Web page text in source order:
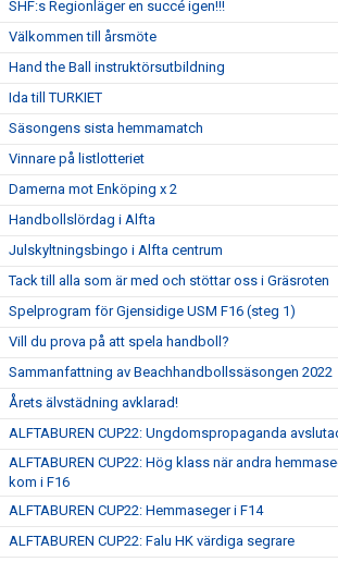
SHF:s Regionläger en succé igen!!!
Välkommen till årsmöte
Hand the Ball instruktörsutbildning
Ida till TURKIET
Säsongens sista hemmamatch
Vinnare på listlotteriet
Damerna mot Enköping x 2
Handbollslördag i Alfta
Julskyltningsbingo i Alfta centrum
Tack till alla som är med och stöttar oss i Gräsroten
Spelprogram för Gjensidige USM F16 (steg 1)
Vill du prova på att spela handboll?
Sammanfattning av Beachhandbollssäsongen 2022
Årets älvstädning avklarad!
ALFTABUREN CUP22: Ungdomspropaganda
ALFTABUREN CUP22: Hög klass när andra
kom i F16
ALFTABUREN CUP22: Hemmaseger i F14
ALFTABUREN CUP22: Falu HK värdiga segrare